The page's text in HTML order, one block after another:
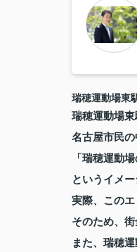
瑞穂運動場東
瑞穂運動場東
名古屋市民の
「瑞穂運動場
というイメ
実際、このエ
そのため、街
また、瑞穂運